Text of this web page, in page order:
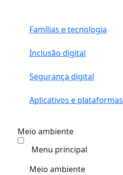
Famílias e tecnologia
Inclusão digital
Segurança digital
Aplicativos e plataformas
Meio ambiente
Menu principal
Meio ambiente